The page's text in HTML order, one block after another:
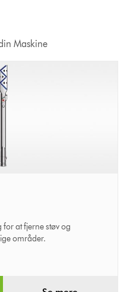
Maskine
at fjerne støv og
områder.